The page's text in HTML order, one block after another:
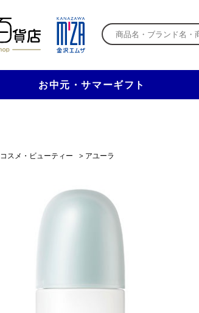
お中元・サマーギフト 新規入
コスメ・ビューティー > アユーラ